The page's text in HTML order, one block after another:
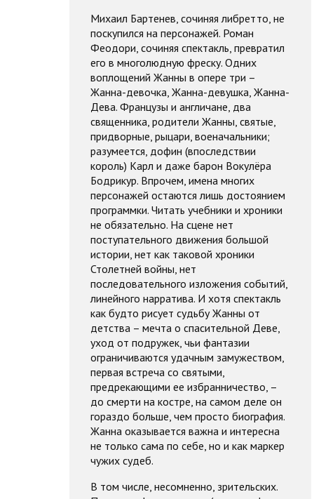
Михаил Бартенев, сочиняя либретто, не
поскупился на персонажей. Роман
Феодори, сочиняя спектакль, превратил
его в многолюдную фреску. Одних
воплощений Жанны в опере три –
Жанна-девочка, Жанна-девушка, Жанна-
Дева. Французы и англичане, два
священника, родители Жанны, святые,
придворные, рыцари, военачальники;
разумеется, дофин (впоследствии
король) Карл и даже барон Вокулёра
Бодрикур. Впрочем, имена многих
персонажей остаются лишь достоянием
программки. Читать учебники и хроники
не обязательно. На сцене нет
поступательного движения большой
истории, нет как таковой хроники
Столетней войны, нет
последовательного изложения событий,
линейного нарратива. И хотя спектакль
как будто рисует судьбу Жанны от
детства – мечта о спасительной Деве,
уход от подружек, чьи фантазии
ограничиваются удачным замужеством,
первая встреча со святыми,
предрекающими ее избранничество, –
до смерти на костре, на самом деле он
гораздо больше, чем просто биография.
Жанна оказывается важна и интересна
не только сама по себе, но и как маркер
чужих судеб.
В том числе, несомненно, зрительских.